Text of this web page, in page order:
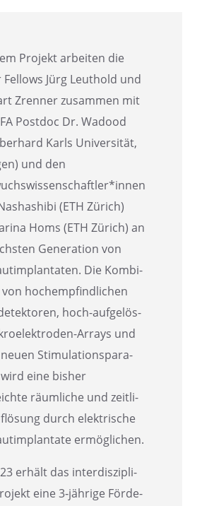
Projekt arbei­ten die
Jürg Leuthold und
Zrenner zusam­men mit
Postdoc Dr. Wadood
Karls Univer­si­tät,
und den
(ETH Zürich)
Homs (ETH Zürich) an
Genera­tion von
Die Kombi­
hochemp­find­li­chen
hoch-aufge­lös­
Arrays und
Stimu­la­ti­ons­pa­ra­
eine bisher
räumli­che und zeitli­
durch elektri­sche
ermöglichen.
erhält das inter­dis­zi­pli­
eine 3‑jährige Förde­